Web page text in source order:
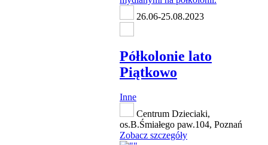
26.06-25.08.2023
Półkolonie lato
Piątkowo
Inne
Centrum Dzieciaki,
os.B.Śmiałego paw.104, Poznań
Zobacz szczegóły